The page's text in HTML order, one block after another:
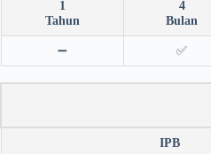
1
Tahun
4
Bulan
➖ ✅
IPB